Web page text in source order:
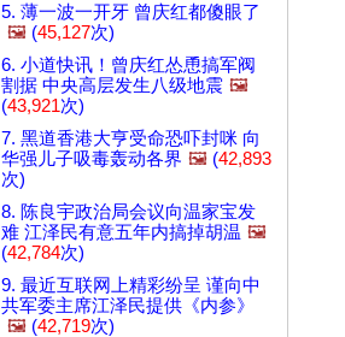
5. 薄一波一开牙 曾庆红都傻眼了
🖼️ (45,127次)
6. 小道快讯！曾庆红怂恿搞军阀
割据 中央高层发生八级地震 🖼️
(43,921次)
7. 黑道香港大亨受命恐吓封咪 向
华强儿子吸毒轰动各界 🖼️ (42,893
次)
8. 陈良宇政治局会议向温家宝发
难 江泽民有意五年内搞掉胡温 🖼️
(42,784次)
9. 最近互联网上精彩纷呈 谨向中
共军委主席江泽民提供《内参》
🖼️ (42,719次)